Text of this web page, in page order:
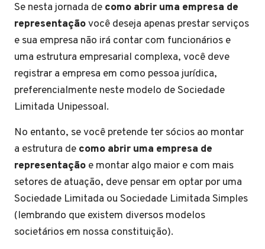
Se nesta jornada de como abrir uma empresa de
representaçãovocê deseja apenas prestar serviços
e sua empresa não irá contar com funcionários e
uma estrutura empresarial complexa, você deve
registrar a empresa em como pessoa jurídica,
preferencialmente neste modelo de Sociedade
Limitada Unipessoal.
No entanto, se você pretende ter sócios ao montar
a estrutura de como abrir uma empresa de
representação e montar algo maior e com mais
setores de atuação, deve pensar em optar por uma
Sociedade Limitada ou Sociedade Limitada Simples
(lembrando que existem diversos modelos
societários em nossa constituição).